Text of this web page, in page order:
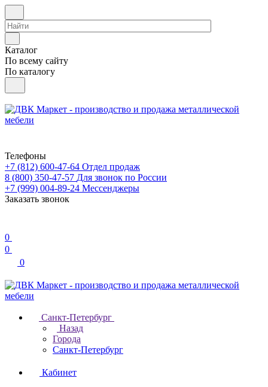
Каталог
По всему сайту
По каталогу
Телефоны
+7 (812) 600-47-64 Отдел продаж
8 (800) 350-47-57 Для звонок по России
+7 (999) 004-89-24 Мессенджеры
Заказать звонок
0
0
0
Санкт-Петербург
Назад
Города
Санкт-Петербург
Кабинет